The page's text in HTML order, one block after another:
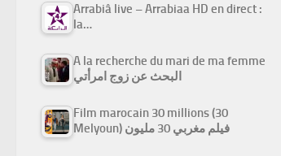
Arrabiâ live – Arrabiaa HD en direct :
la…
A la recherche du mari de ma femme
البحث عن زوج امرأتي
Film marocain 30 millions (30
Melyoun) فيلم مغربي 30 مليون